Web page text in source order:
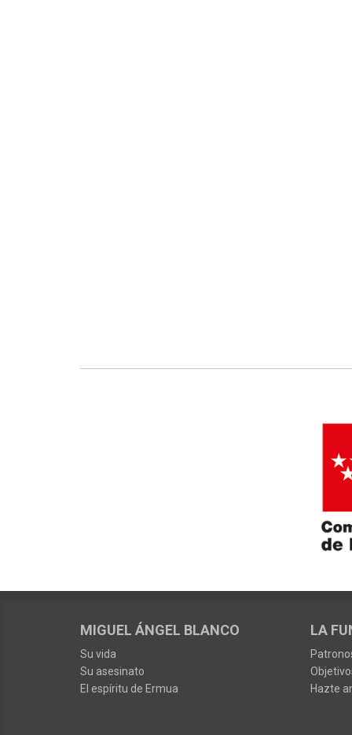
MIGUEL ÁNGEL BLANCO
Su vida
Su asesinato
El espíritu de Ermua
LA
Hazte